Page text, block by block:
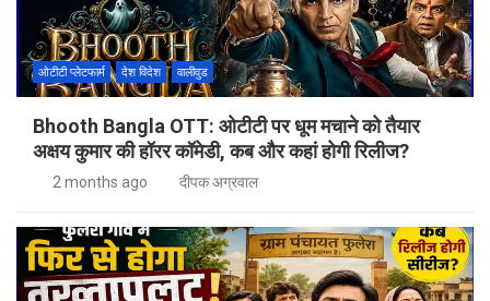
ओटीटी प्लेटफार्म देश विदेश वालीवुड
Bhooth Bangla OTT: ओटीटी पर धूम मचाने को तैयार
अक्षय कुमार की हॉरर कॉमेडी, कब और कहां होगी रिलीज?
2 months ago दीपक अग्रवाल